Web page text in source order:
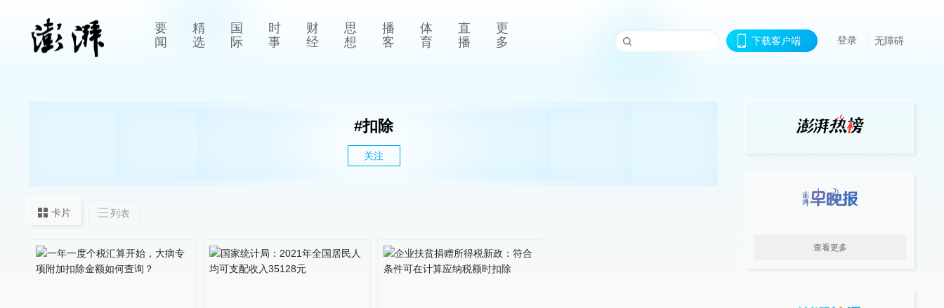
要
闻
精
选
国
际
时
事
财
经
思
想
播
客
体
育
直
播
更
多
下载客户端 登录 无障碍
#扣除
关注
卡片 列表
查看更多